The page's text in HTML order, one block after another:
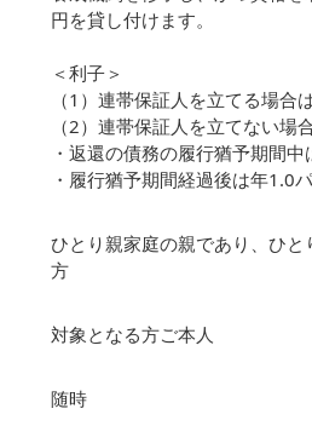
円を貸し付けます。
＜利子＞
（1）連帯保証人を立てる場合
（2）連帯保証人を立てない場
・返還の債務の履行猶予期間中
・履行猶予期間経過後は年1.0
ひとり親家庭の親であり、ひ
方
対象となる方ご本人
随時